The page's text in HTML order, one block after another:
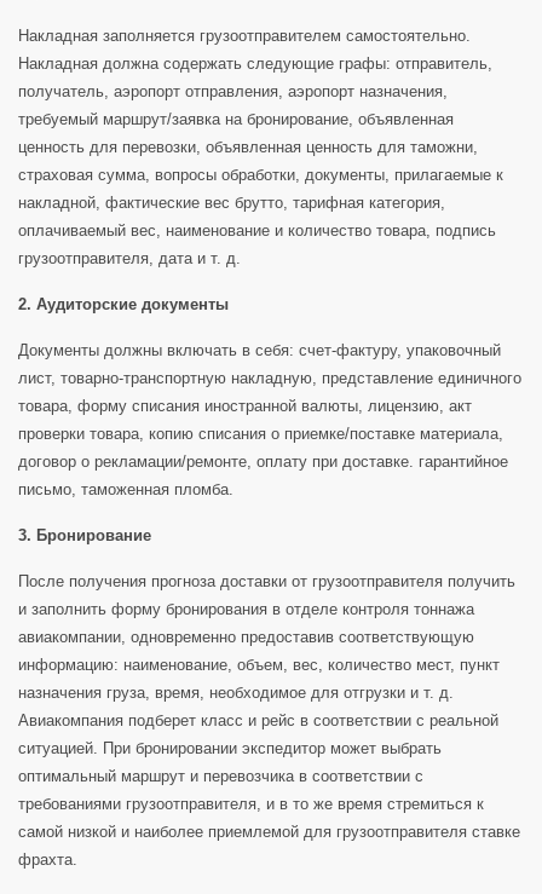
Накладная заполняется грузоотправителем самостоятельно.
Накладная должна содержать следующие графы: отправитель,
получатель, аэропорт отправления, аэропорт назначения,
требуемый маршрут/заявка на бронирование, объявленная
ценность для перевозки, объявленная ценность для таможни,
страховая сумма, вопросы обработки, документы, прилагаемые к
накладной, фактические вес брутто, тарифная категория,
оплачиваемый вес, наименование и количество товара, подпись
грузоотправителя, дата и т. д.
2. Аудиторские документы
Документы должны включать в себя: счет-фактуру, упаковочный
лист, товарно-транспортную накладную, представление единичного
товара, форму списания иностранной валюты, лицензию, акт
проверки товара, копию списания о приемке/поставке материала,
договор о рекламации/ремонте, оплату при доставке. гарантийное
письмо, таможенная пломба.
3. Бронирование
После получения прогноза доставки от грузоотправителя получить
и заполнить форму бронирования в отделе контроля тоннажа
авиакомпании, одновременно предоставив соответствующую
информацию: наименование, объем, вес, количество мест, пункт
назначения груза, время, необходимое для отгрузки и т. д.
Авиакомпания подберет класс и рейс в соответствии с реальной
ситуацией. При бронировании экспедитор может выбрать
оптимальный маршрут и перевозчика в соответствии с
требованиями грузоотправителя, и в то же время стремиться к
самой низкой и наиболее приемлемой для грузоотправителя ставке
фрахта.